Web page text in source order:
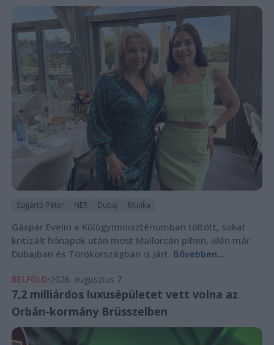
Szijjártó Péter NER Dubaj Munka
Gáspár Evelin a Külügyminisztériumban töltött, sokat
kritizált hónapok után most Mallorcán pihen, idén már
Dubajban és Törökországban is járt. Bővebben...
BELFÖLD 2026. augusztus 7.
7,2 milliárdos luxusépületet vett volna az
Orbán-kormány Brüsszelben